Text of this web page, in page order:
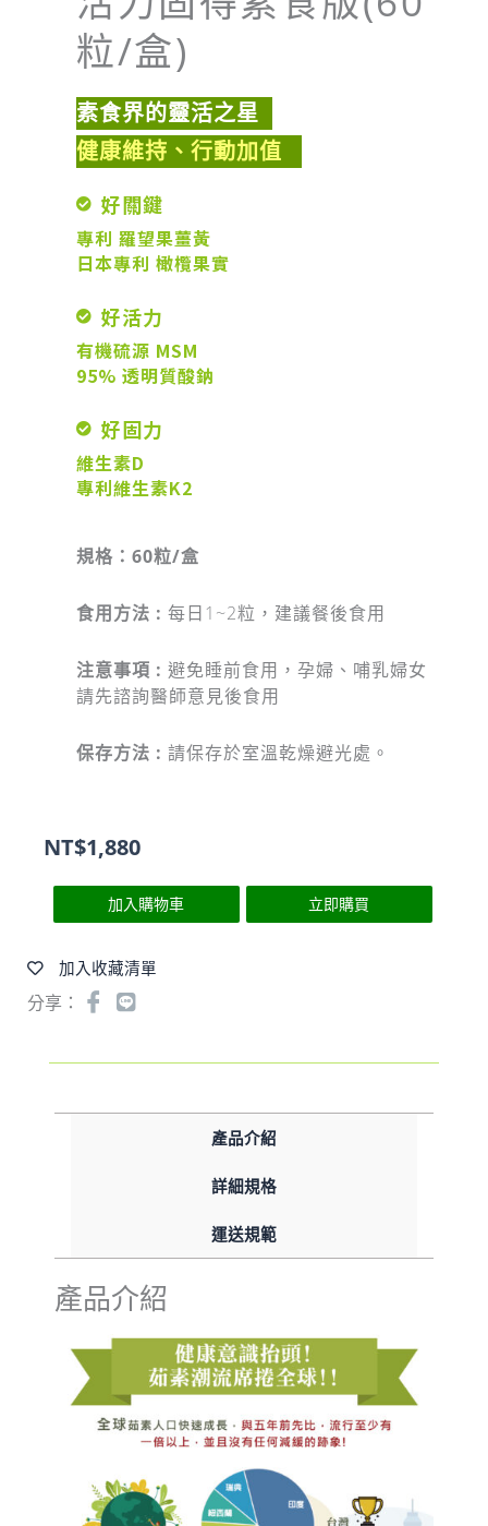
粒/盒)
素食界的靈活之星
健康維持、行動加值
好關鍵
專利 羅望果薑黃
日本專利 橄欖果實
好活力
有機硫源 MSM
95% 透明質酸鈉
好固力
維生素D
專利維生素K2
規格：60粒/盒
食用方法 : 每日1~2粒，建議餐後食用
注意事項 : 避免睡前食用，孕婦、哺乳婦女
請先諮詢醫師意見後食用
保存方法 : 請保存於室溫乾燥避光處。
NT$1,880
加入購物車 立即購買
加入收藏清單
分享：
產品介紹
詳細規格
運送規範
產品介紹